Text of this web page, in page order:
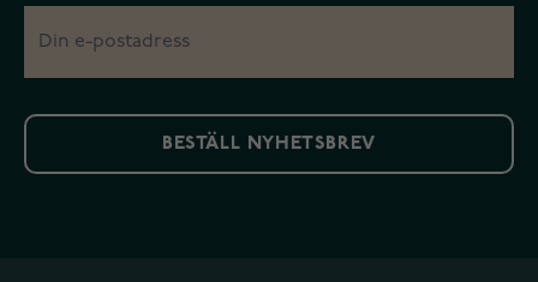
BESTÄLL NYHETSBREV